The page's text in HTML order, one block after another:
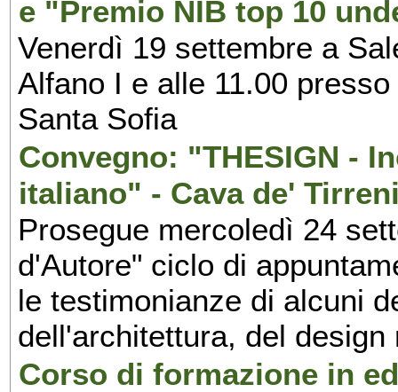
e "Premio NIB top 10
Venerdì 19 settembre a
Alfano I e alle 11.00
Santa Sofia
Convegno: "THESIGN -
italiano" - Cava de'
Prosegue mercoledì 24
d'Autore" ciclo di
le testimonianze di alcuni
dell'architettura, del
Corso di formazione in